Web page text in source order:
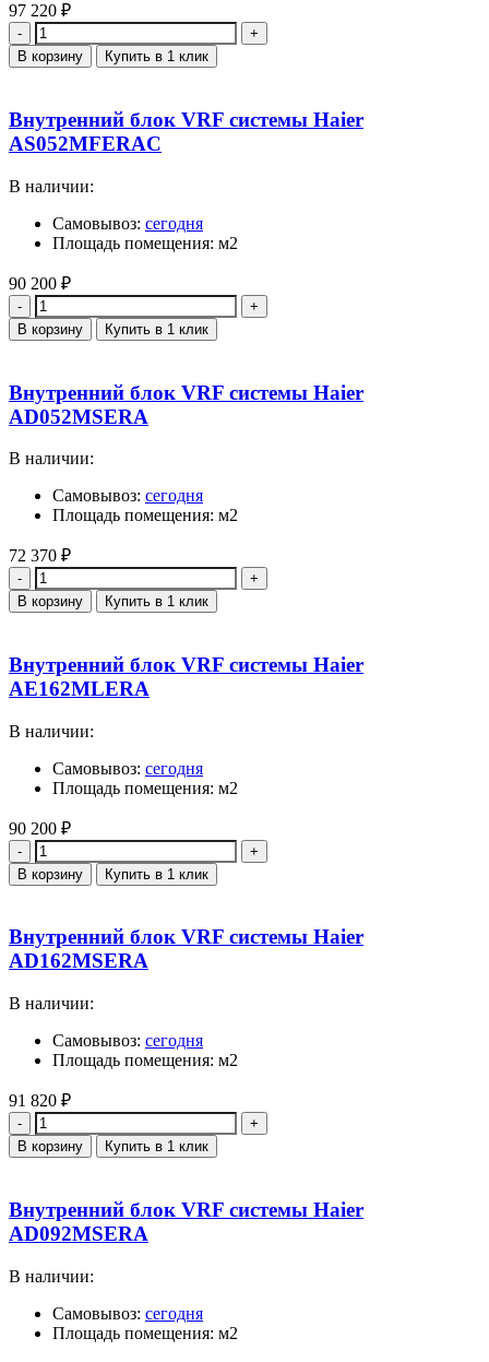
97 220 ₽
Количество
В корзину Купить в 1 клик
Внутренний блок VRF системы Haier
AS052MFERAC
В наличии:
Самовывоз: сегодня
Площадь помещения: м2
90 200 ₽
Количество
В корзину Купить в 1 клик
Внутренний блок VRF системы Haier
AD052MSERA
В наличии:
Самовывоз: сегодня
Площадь помещения: м2
72 370 ₽
Количество
В корзину Купить в 1 клик
Внутренний блок VRF системы Haier
AE162MLERA
В наличии:
Самовывоз: сегодня
Площадь помещения: м2
90 200 ₽
Количество
В корзину Купить в 1 клик
Внутренний блок VRF системы Haier
AD162MSERA
В наличии:
Самовывоз: сегодня
Площадь помещения: м2
91 820 ₽
Количество
В корзину Купить в 1 клик
Внутренний блок VRF системы Haier
AD092MSERA
В наличии:
Самовывоз: сегодня
Площадь помещения: м2